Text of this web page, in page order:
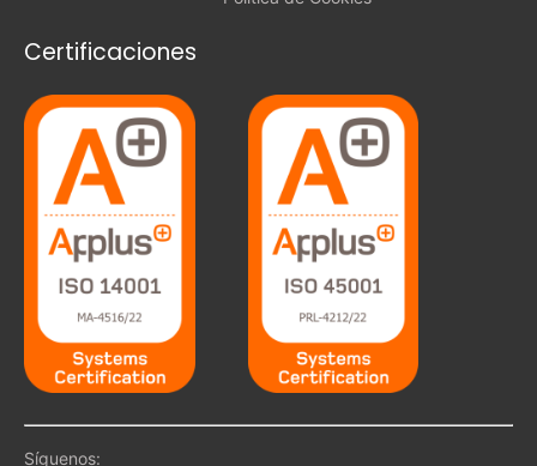
Certificaciones
Síguenos: